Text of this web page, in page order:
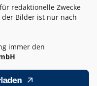
redaktionelle Zwecke
Bilder ist nur nach
immer den